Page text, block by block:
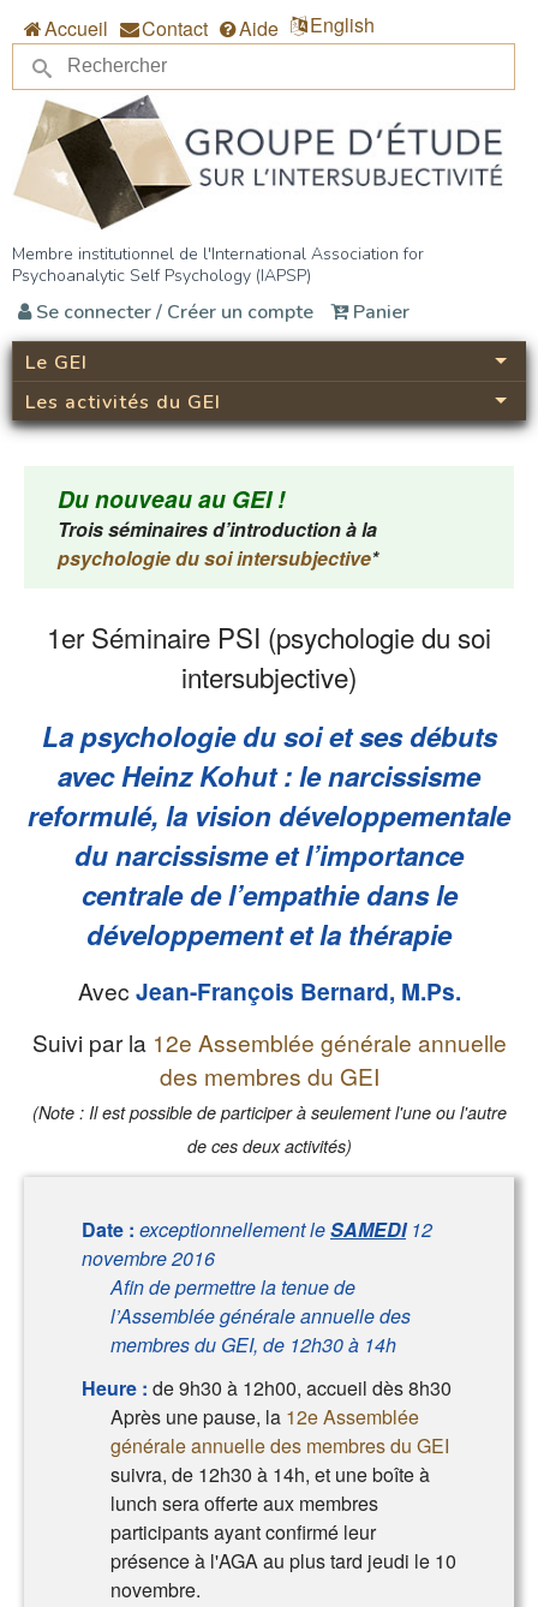
Groupe d’étude sur
l’intersubjectivité (GEI)
Membre institutionnel de l'International Association for
Psychoanalytic Self Psychology (IAPSP)
Formulaire de recherche
Accueil Contact Aide English
Se connecter / Créer un compte
Panier
Le GEI
Les activités du GEI
Du nouveau au GEI !
Trois séminaires d’introduction à la
psychologie du soi intersubjective*
1er Séminaire PSI (psychologie du soi
intersubjective)
La psychologie du soi et ses débuts
avec Heinz Kohut : le narcissisme
reformulé, la vision développementale
du narcissisme et l’importance
centrale de l’empathie dans le
développement et la thérapie
Avec Jean-François Bernard, M.Ps.
Suivi par la 12e Assemblée générale annuelle
des membres du GEI
(Note : Il est possible de participer à seulement l'une ou l'autre
de ces deux activités)
Date : exceptionnellement leSAMEDI12
novembre 2016
Afin de permettre la tenue de
l’Assemblée générale annuelle des
membres du GEI, de 12h30 à 14h
Heure : de 9h30 à 12h00, accueil dès 8h30
Après une pause, la 12e Assemblée
générale annuelle des membres du GEI
suivra, de 12h30 à 14h, et une boîte à
lunch sera offerte aux membres
participants ayant confirmé leur
présence à l'AGA au plus tard jeudi le 10
novembre.